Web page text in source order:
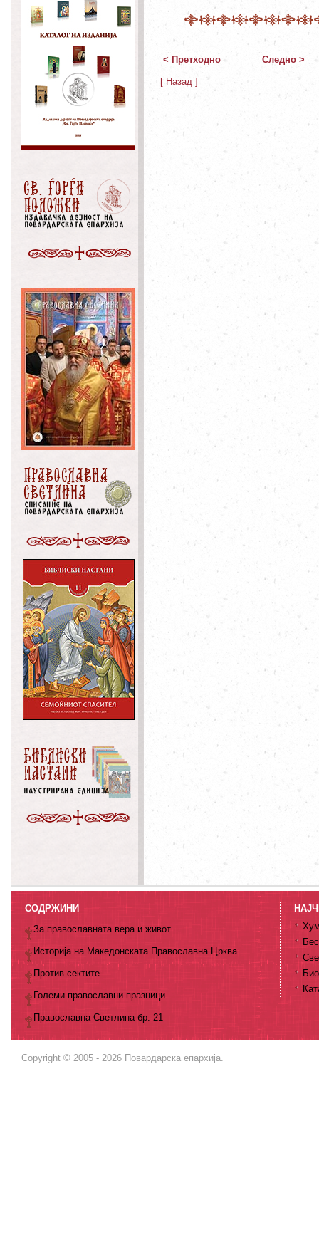
< Претходно Следно >
[ Назад ]
СОДРЖИНИ
За православната вера и живот...
Историја на Македонската Православна Црква
Против сектите
Големи православни празници
Православна Светлина бр. 21
Copyright © 2005 - 2026 Повардарска епархија.